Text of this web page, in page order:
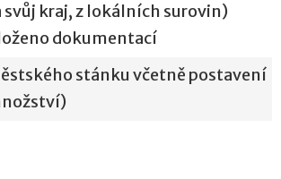
svůj kraj, z lokálních surovin)
dokumentací
stánku včetně postavení